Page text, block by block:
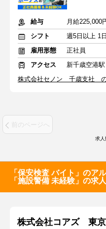
給与
月給225,000
シフト
週5日以上 1
雇用形態
正社員
アクセス
新千歳空港
株式会社セノン 千歳支社
前のページへ
求人
「保安検査 バイト」のア
「施設警備 未経験」の求
株式会社コアズ 東